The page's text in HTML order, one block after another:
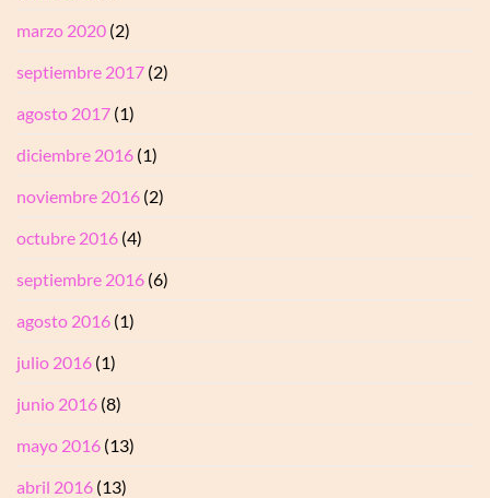
marzo 2020 (2)
septiembre 2017 (2)
agosto 2017 (1)
diciembre 2016 (1)
noviembre 2016 (2)
octubre 2016 (4)
septiembre 2016 (6)
agosto 2016 (1)
julio 2016 (1)
junio 2016 (8)
mayo 2016 (13)
abril 2016 (13)